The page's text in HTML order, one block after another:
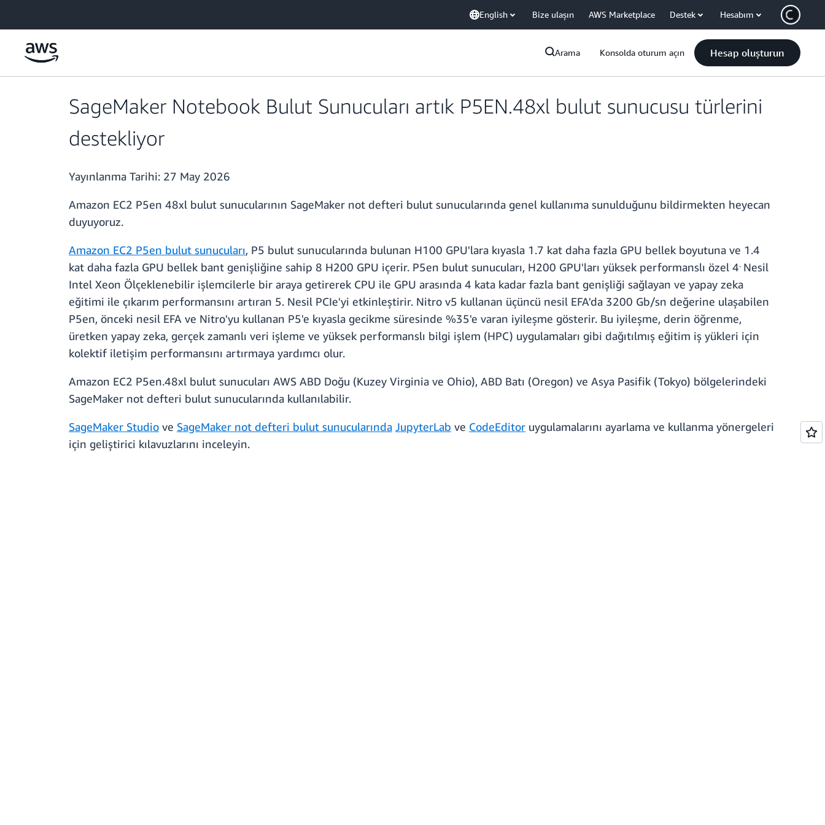
English Bize ulaşın AWS Marketplace Destek Hesabım
Arama Konsolda oturum açın Hesap oluşturun
SageMaker Notebook Bulut Sunucuları artık P5EN.48xl bulut sunucusu türlerini
destekliyor
Yayınlanma Tarihi: 27 May 2026
Amazon EC2 P5en 48xl bulut sunucularının SageMaker not defteri bulut sunucularında genel kullanıma sunulduğunu bildirmekten heyecan
duyuyoruz.
Amazon EC2 P5en bulut sunucuları, P5 bulut sunucularında bulunan H100 GPU'lara kıyasla 1.7 kat daha fazla GPU bellek boyutuna ve 1.4
kat daha fazla GPU bellek bant genişliğine sahip 8 H200 GPU içerir. P5en bulut sunucuları, H200 GPU'ları yüksek performanslı özel 4. Nesil
Intel Xeon Ölçeklenebilir işlemcilerle bir araya getirerek CPU ile GPU arasında 4 kata kadar fazla bant genişliği sağlayan ve yapay zeka
eğitimi ile çıkarım performansını artıran 5. Nesil PCIe'yi etkinleştirir. Nitro v5 kullanan üçüncü nesil EFA'da 3200 Gb/sn değerine ulaşabilen
P5en, önceki nesil EFA ve Nitro'yu kullanan P5'e kıyasla gecikme süresinde %35'e varan iyileşme gösterir. Bu iyileşme, derin öğrenme,
üretken yapay zeka, gerçek zamanlı veri işleme ve yüksek performanslı bilgi işlem (HPC) uygulamaları gibi dağıtılmış eğitim iş yükleri için
kolektif iletişim performansını artırmaya yardımcı olur.
Amazon EC2 P5en.48xl bulut sunucuları AWS ABD Doğu (Kuzey Virginia ve Ohio), ABD Batı (Oregon) ve Asya Pasifik (Tokyo) bölgelerindeki
SageMaker not defteri bulut sunucularında kullanılabilir.
SageMaker Studio ve SageMaker not defteri bulut sunucularında JupyterLab ve CodeEditor uygulamalarını ayarlama ve kullanma yönergeleri
için geliştirici kılavuzlarını inceleyin.